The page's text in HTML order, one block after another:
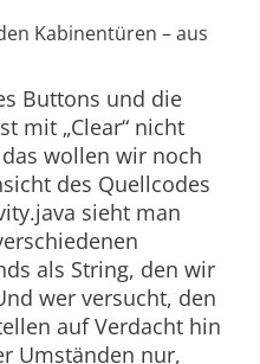
Kabinentüren – aus
Buttons und die
mit „Clear“ nicht
wollen wir noch
des Quellcodes
sieht man
als String, den wir
wer versucht, den
auf Verdacht hin
Umständen nur,